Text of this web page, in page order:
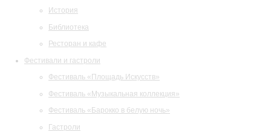
История
Библиотека
Ресторан и кафе
Фестивали и гастроли
Фестиваль «Площадь Искусств»
Фестиваль «Музыкальная коллекция»
Фестиваль «Барокко в белую ночь»
Гастроли